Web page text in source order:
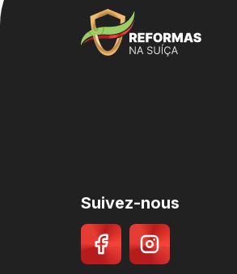
Suivez-nous